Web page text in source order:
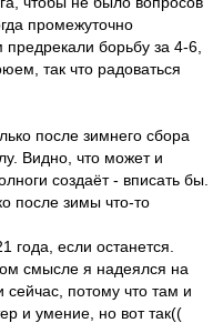
промежуточно
борьбу за 4-6,
так что радоваться
после зимнего сбора
Видно, что может и
создаёт - вписать бы.
после зимы что-то
года, если останется.
смысле я надеялся на
сейчас, потому что там и
и умение, но вот так((